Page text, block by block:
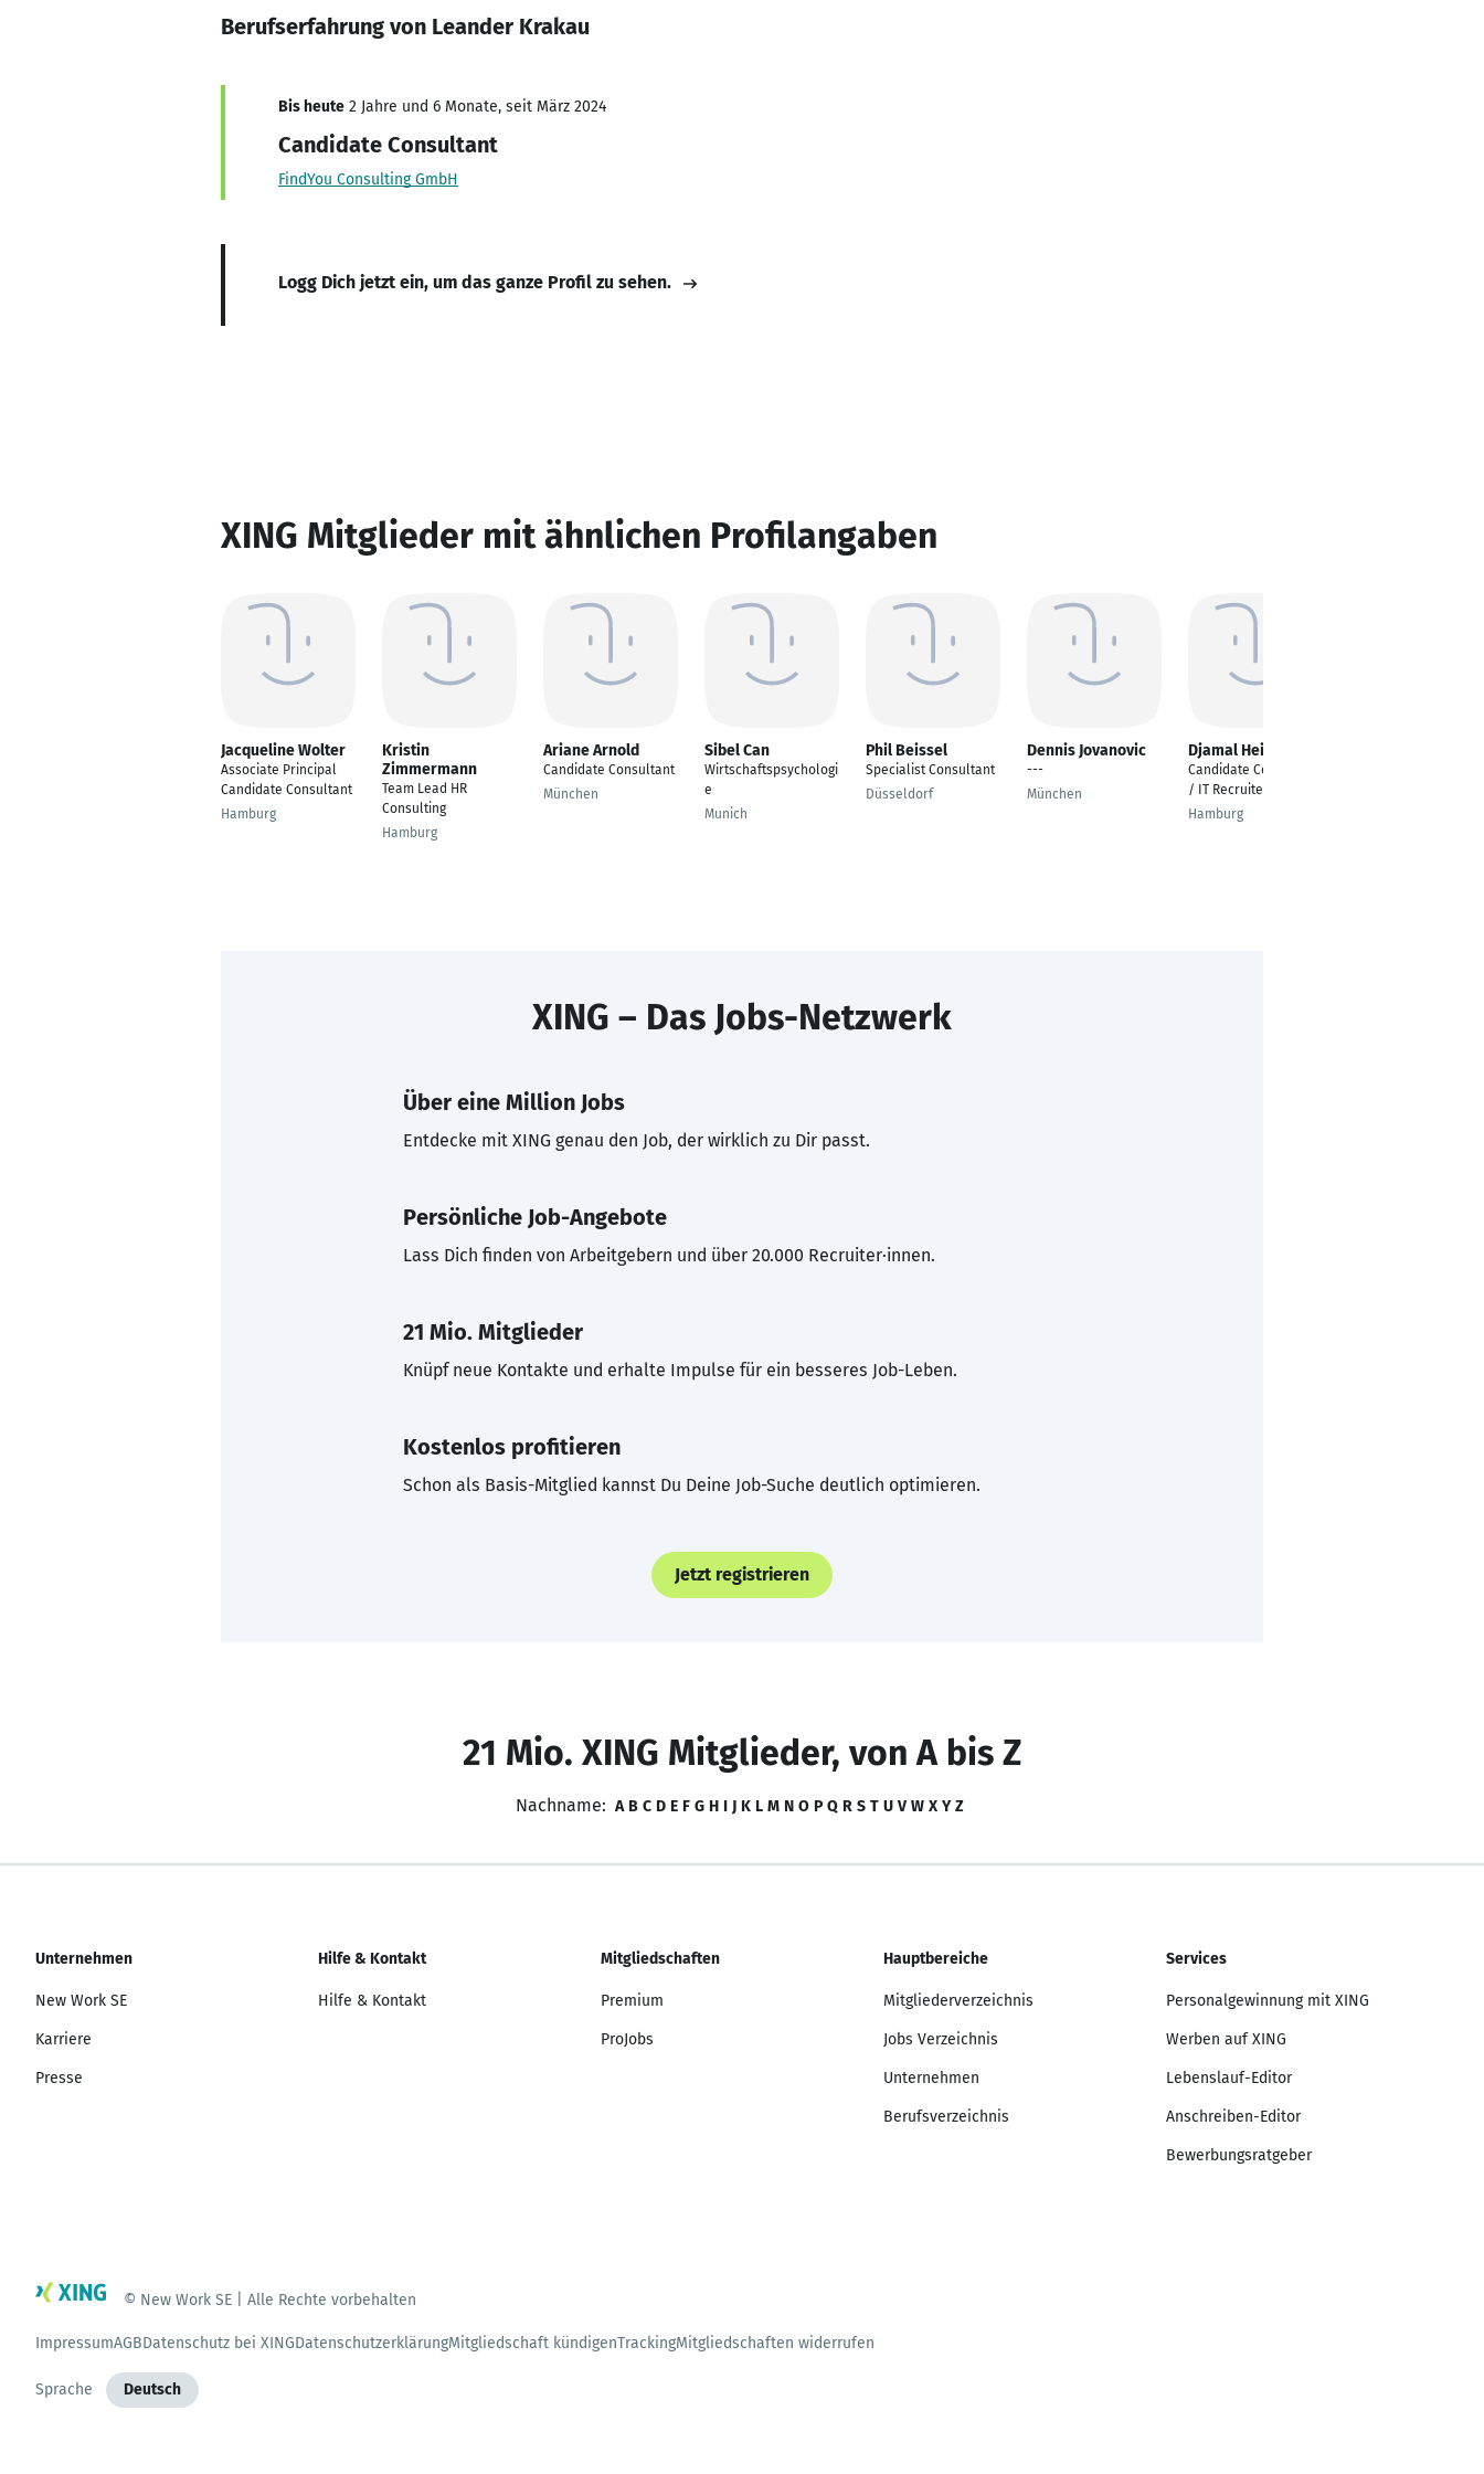
Berufserfahrung von Leander Krakau
Bis heute 2 Jahre und 6 Monate, seit März 2024
Candidate Consultant
FindYou Consulting GmbH
Logg Dich jetzt ein, um das ganze Profil zu sehen.
XING Mitglieder mit ähnlichen Profilangaben
Jacqueline Wolter
Associate Principal
Candidate Consultant
Hamburg
Kristin
Zimmermann
Team Lead HR
Consulting
Hamburg
Ariane Arnold
Candidate Consultant
München
Sibel Can
Wirtschaftspsychologi
e
Munich
Phil Beissel
Specialist Consultant
Düsseldorf
Dennis Jovanovic
---
München
Djamal Heine
Candidate Consultant
/ IT Recruiter
Hamburg
XING – Das Jobs-Netzwerk
Über eine Million Jobs
Entdecke mit XING genau den Job, der wirklich zu Dir passt.
Persönliche Job-Angebote
Lass Dich finden von Arbeitgebern und über 20.000 Recruiter·innen.
21 Mio. Mitglieder
Knüpf neue Kontakte und erhalte Impulse für ein besseres Job-Leben.
Kostenlos profitieren
Schon als Basis-Mitglied kannst Du Deine Job-Suche deutlich optimieren.
Jetzt registrieren
21 Mio. XING Mitglieder, von A bis Z
Nachname: A B C D E F G H I J K L M N O P Q R S T U V W X Y Z
Unternehmen
New Work SE
Karriere
Presse
Hilfe & Kontakt
Hilfe & Kontakt
Mitgliedschaften
Premium
ProJobs
Hauptbereiche
Mitgliederverzeichnis
Jobs Verzeichnis
Unternehmen
Berufsverzeichnis
Services
Personalgewinnung mit XING
Werben auf XING
Lebenslauf-Editor
Anschreiben-Editor
Bewerbungsratgeber
© New Work SE | Alle Rechte vorbehalten
ImpressumAGBDatenschutz bei XINGDatenschutzerklärungMitgliedschaft kündigenTrackingMitgliedschaften widerrufen
Sprache Deutsch